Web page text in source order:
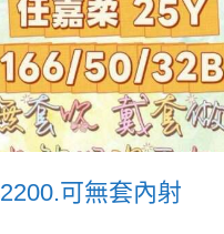
可無套內射